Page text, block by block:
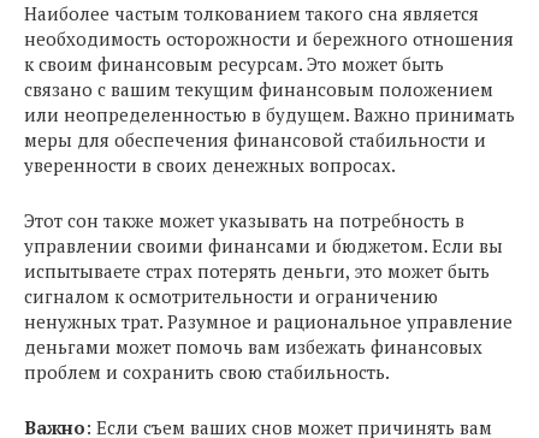
Наиболее частым толкованием такого сна является
необходимость осторожности и бережного отношения
к своим финансовым ресурсам. Это может быть
связано с вашим текущим финансовым положением
или неопределенностью в будущем. Важно принимать
меры для обеспечения финансовой стабильности и
уверенности в своих денежных вопросах.
Этот сон также может указывать на потребность в
управлении своими финансами и бюджетом. Если вы
испытываете страх потерять деньги, это может быть
сигналом к осмотрительности и ограничению
ненужных трат. Разумное и рациональное управление
деньгами может помочь вам избежать финансовых
проблем и сохранить свою стабильность.
Важно: Если съем ваших снов может причинять вам